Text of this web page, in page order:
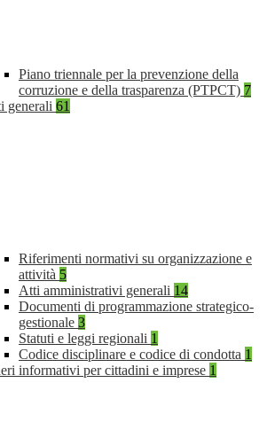
Piano triennale per la prevenzione della
corruzione e della trasparenza (PTPCT) 7
generali 61
Riferimenti normativi su organizzazione e
attività 5
Atti amministrativi generali 14
Documenti di programmazione strategico-
gestionale 3
Statuti e leggi regionali 1
Codice disciplinare e codice di condotta 1
informativi per cittadini e imprese 1